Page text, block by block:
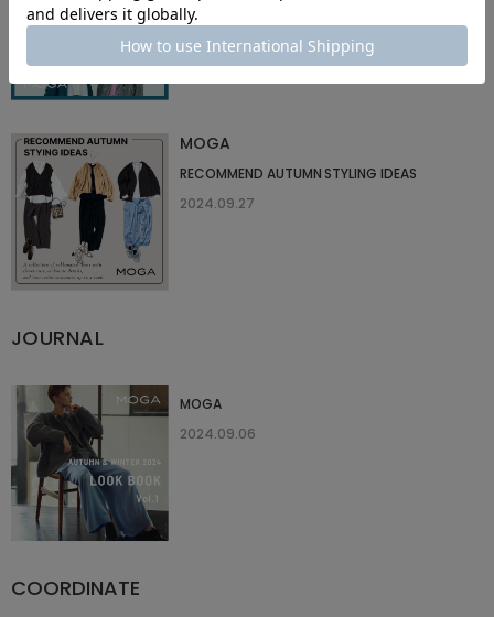
2024.09.20
MOGA
RECOMMEND AUTUMN STYLING IDEAS
2024.09.27
JOURNAL
MOGA
2024.09.06
COORDINATE